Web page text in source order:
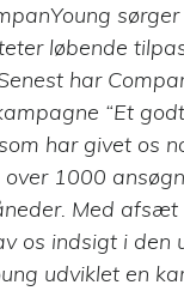
løbende
har
“Et
har givet os
1000
Med afsæt
os indsigt i den
udviklet en